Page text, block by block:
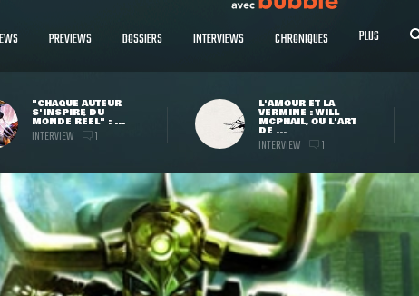
PREVIEWS DOSSIERS INTERVIEWS CHRONIQUES PLUS
"CHAQUE AUTEUR
S'INSPIRE DU
MONDE RÉEL" : ...
INTERVIEW 1
L'AMOUR ET LA
VERMINE : WILL
MCPHAIL, OU L'ART
DE ...
INTERVIEW 1